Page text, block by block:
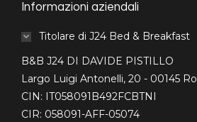
opens
in
window
opens
in
window
opens
window
opens
in
window
Informazioni aziendali
Titolare di J24 Bed & Breakfast
B&B J24 DI DAVIDE PISTILLO
Largo Luigi Antonelli, 20 - 00145
CIN: IT058091B492FCBTNI
CIR: 058091-AFF-05074